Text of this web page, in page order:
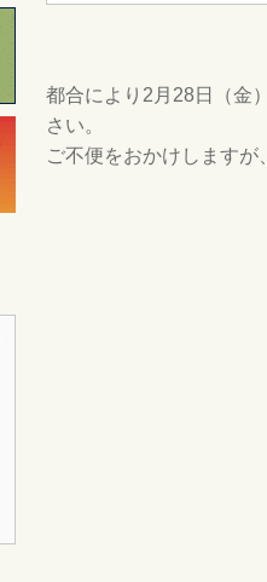
都合により2月28日（金
さい。
ご不便をおかけします